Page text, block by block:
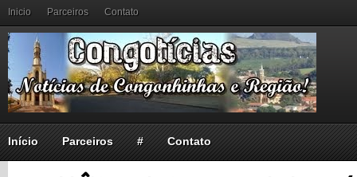
Inicio Parceiros Contato
Início Parceiros # Contato